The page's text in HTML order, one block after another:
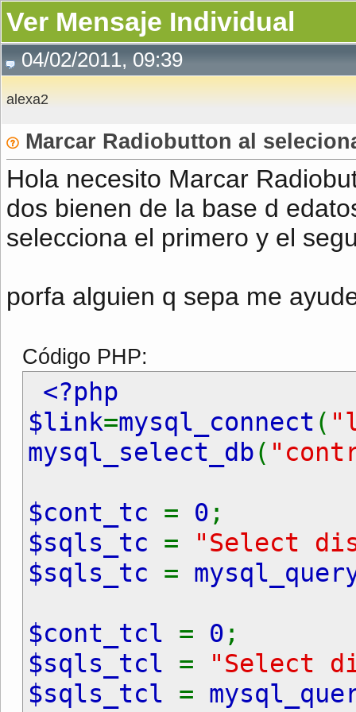
Ver Mensaje Individual
04/02/2011, 09:39
alexa2
Marcar Radiobutton al
Hola necesito Marcar
dos bienen de la base d
selecciona el primero y el
porfa alguien q sepa me
Código PHP:
<?php
$link=mysql_connect (
mysql_select_db(
$cont_tc = 0 ;
$sqls_tc =
"Select
$sqls_tc =
$cont_tcl = 0 ;
$sqls_tcl =
"Select
$sqls_tcl =